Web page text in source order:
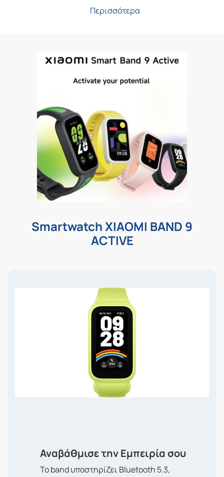
Περισσότερα
Smartwatch XIAOMI BAND 9
ACTIVE
Αναβάθμισε την Εμπειρία σου
Το band υποστηρίζει Bluetooth 5.3,